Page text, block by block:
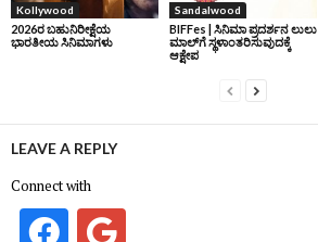
Kollywood
2026ರ ಬಹುನಿರೀಕ್ಷೆಯ
ಭಾರತೀಯ ಸಿನಿಮಾಗಳು
Sandalwood
BIFFes | ಸಿನಿಮಾ ಪ್ರದರ್ಶನ ಲುಲು
ಮಾಲ್‌ಗೆ ಸ್ಥಳಾಂತರಿಸುವುದಕ್ಕೆ
ಆಕ್ಷೇಪ
LEAVE A REPLY
Connect with